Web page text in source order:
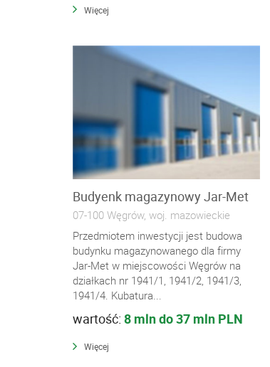
Więcej
Budyenk magazynowy Jar-Met
07-100 Węgrów, woj. mazowieckie
Przedmiotem inwestycji jest budowa
budynku magazynowanego dla firmy
Jar-Met w miejscowości Węgrów na
działkach nr 1941/1, 1941/2, 1941/3,
1941/4. Kubatura...
wartość: 8 mln do 37 mln PLN
Więcej